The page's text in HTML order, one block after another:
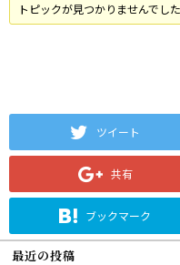
トピックが見つかりませんでした
ツイート
共有
ブックマーク
最近の投稿